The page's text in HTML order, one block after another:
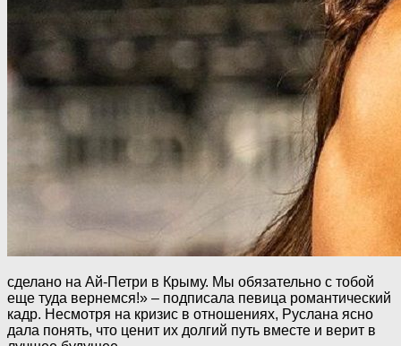
сделано на Ай-Петри в Крыму. Мы обязательно с тобой
еще туда вернемся!» – подписала певица романтический
кадр. Несмотря на кризис в отношениях, Руслана ясно
дала понять, что ценит их долгий путь вместе и верит в